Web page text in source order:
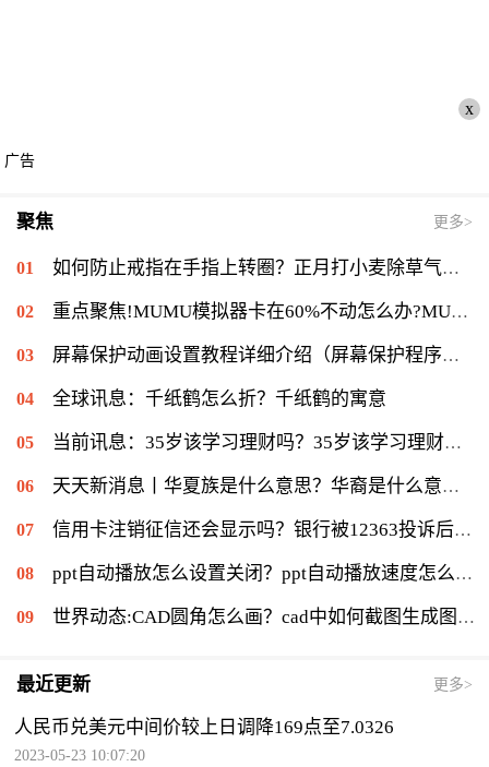
x
广告
聚焦 更多>
如何防止戒指在手指上转圈？正月打小麦除草气温多少能打？ 全球短讯
重点聚焦!MUMU模拟器卡在60%不动怎么办?MUMU模拟器卡在60%的解决流程
屏幕保护动画设置教程详细介绍（屏幕保护程序等待时间怎么设置）|当前速读
全球讯息：千纸鹤怎么折？千纸鹤的寓意
当前讯息：35岁该学习理财吗？35岁该学习理财会不会太迟？
天天新消息丨华夏族是什么意思？华裔是什么意思：华侨在侨居国生下的子女
信用卡注销征信还会显示吗？银行被12363投诉后果是什么？|环球通讯
ppt自动播放怎么设置关闭？ppt自动播放速度怎么调慢？ 世界报资讯
世界动态:CAD圆角怎么画？cad中如何截图生成图片？
最近更新 更多>
人民币兑美元中间价较上日调降169点至7.0326
2023-05-23 10:07:20